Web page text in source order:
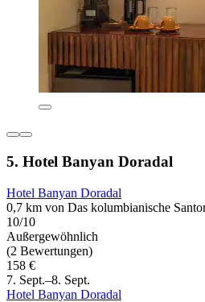
5. Hotel Banyan Doradal
Hotel Banyan Doradal
0,7 km von Das kolumbianische
10/10
Außergewöhnlich
(2 Bewertungen)
158 €
7. Sept.–8. Sept.
Hotel Banyan Doradal